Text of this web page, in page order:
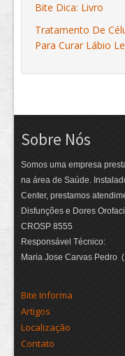
Bite Dica: Livro
Tratamento De
Para Curar Lábio
Sobre Nós
Somos uma empresa
na área de Saúde.
Center, prestamos
Disfunções e Dores
CROSP 8555
Responsável Técnico:
Maria Jose Carvas Pedro
Bite Informa
Artigos
Localização
Contato